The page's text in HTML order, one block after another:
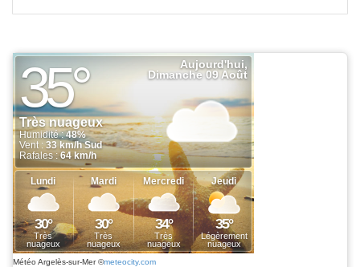
Météo Argelès-sur-Mer©meteocity.com